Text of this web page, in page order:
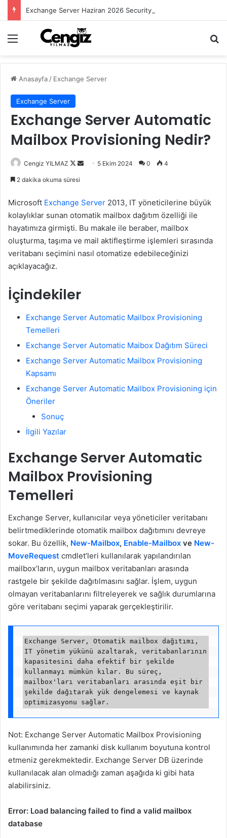
Menü
Anasayfa / Exchange Server
Exchange Server
Exchange Server Automatic
Mailbox Provisioning Nedir?
Cengiz YILMAZ
Follow
Bir
göndermek
5 Ekim 2024 0 4
2 dakika okuma süresi
Microsoft Exchange Server 2013, IT yöneticilerine büyük
kolaylıklar sunan otomatik mailbox dağıtım özelliği ile
hayatımıza girmişti. Bu makale ile beraber, mailbox
oluşturma, taşıma ve mail aktifleştirme işlemleri sırasında
veritabanı seçimini nasıl otomatize edebileceğinizi
açıklayacağız.
İçindekiler
Exchange Server Automatic Mailbox Provisioning
Temelleri
Exchange Server Automatic Maibox Dağıtım Süreci
Exchange Server Automatic Mailbox Provisioning
Kapsamı
Exchange Server Automatic Mailbox Provisioning için
Öneriler
Sonuç
İlgili Yazılar
Exchange Server Automatic
Mailbox Provisioning
Temelleri
Exchange Server, kullanıcılar veya yöneticiler veritabanı
belirtmediklerinde otomatik mailbox dağıtımını devreye
sokar. Bu özellik, New-Mailbox, Enable-Mailbox ve New-
MoveRequest cmdlet’leri kullanılarak yapılandırılan
mailbox’ların, uygun mailbox veritabanları arasında
rastgele bir şekilde dağıtılmasını sağlar. İşlem, uygun
olmayan veritabanlarını filtreleyerek ve sağlık durumlarına
göre veritabanı seçimi yaparak gerçekleştirilir.
Exchange Server, Otomatik mailbox dağıtımı,
IT yönetim yükünü azaltarak, veritabanlarının
kapasitesini daha efektif bir şekilde
kullanmayı mümkün kılar. Bu süreç,
mailbox'ları veritabanları arasında eşit bir
şekilde dağıtarak yük dengelemesi ve kaynak
Not: Exchange Server Automatic Mailbox Provisioning
kullanımında her zamanki disk kullanım boyutuna kontrol
etmeniz gerekmektedir. Exchange Server DB üzerinde
kullanılacak alan olmadığı zaman aşağıda ki gibi hata
alabilirsiniz.
Error: Load balancing failed to find a valid mailbox
database